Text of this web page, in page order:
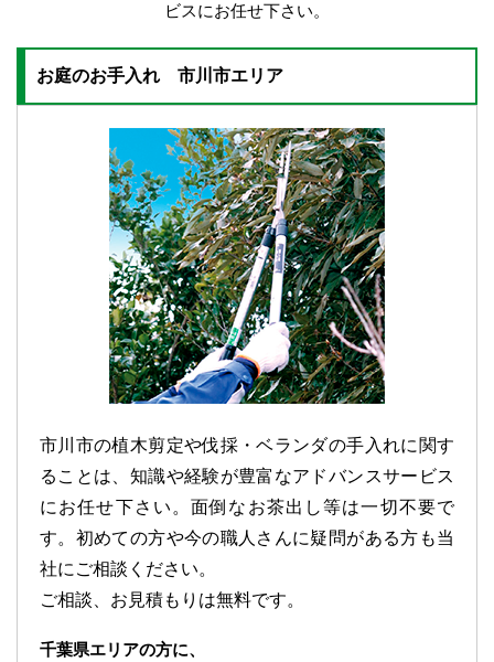
ビスにお任せ下さい。
お庭のお手入れ 市川市エリア
市川市の植木剪定や伐採・ベランダの手入れに関す
ることは、知識や経験が豊富なアドバンスサービス
にお任せ下さい。面倒なお茶出し等は一切不要で
す。初めての方や今の職人さんに疑問がある方も当
社にご相談ください。
ご相談、お見積もりは無料です。
千葉県エリアの方に、